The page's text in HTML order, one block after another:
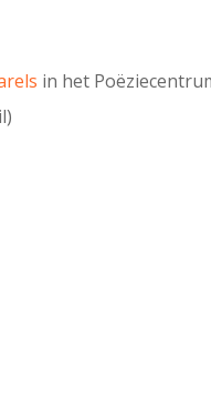
in het